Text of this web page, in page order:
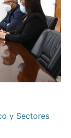
y Sectores